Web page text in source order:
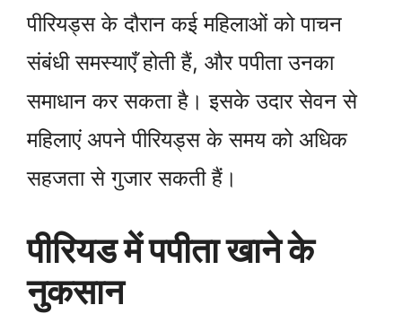
पीरियड्स के दौरान कई महिलाओं को पाचन
संबंधी समस्याएँ होती हैं, और पपीता उनका
समाधान कर सकता है। इसके उदार सेवन से
महिलाएं अपने पीरियड्स के समय को अधिक
सहजता से गुजार सकती हैं।
पीरियड में पपीता खाने के
नुकसान